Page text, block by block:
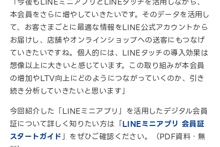
本会員をさらに増やしていきたいです。そのデータを活用し
て、お客さまごとに最適な情報をLINE公式アカウントから
お届けし、店舗やオンラインショップへの送客にもつなげ
ていきたいですね。個人的には、LINEタッチの導入効果は
想像以上に大きいと感じています。この取り組みが本会員
の増加やLTV向上にどのようにつながっていくのか、引き
続き分析していきたいと思います」
今回紹介した「LINEミニアプリ」を活用したデジタル会員
証について詳しく知りたい方は「LINEミニアプリ 会員証
スタートガイド」をぜひご確認ください。（PDF資料・無